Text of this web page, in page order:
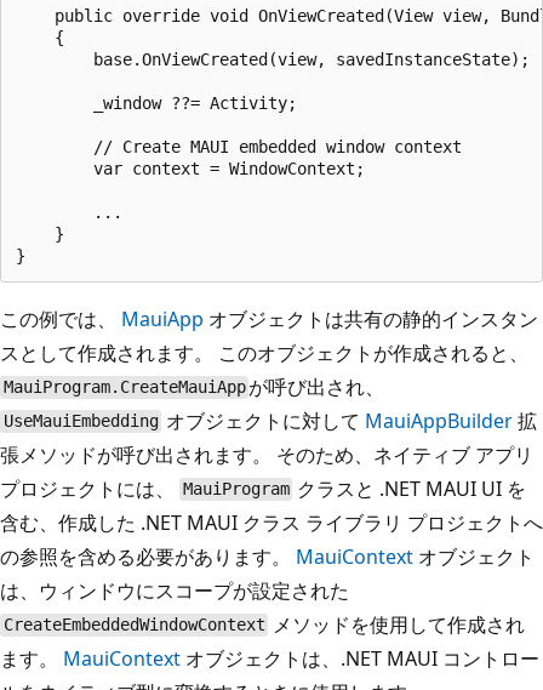
public override void OnViewCreated(View view,
    {
        base.OnViewCreated(view, savedInstanceState);
        _window ??= Activity;
        // Create MAUI embedded window context
        var context = WindowContext;
        ...
    }
この例では、 MauiApp オブジェクトは共有の静的インスタン
スとして作成されます。 このオブジェクトが作成されると、
MauiProgram.CreateMauiApp が呼び出され、
UseMauiEmbedding オブジェクトに対して MauiAppBuilder拡
張メソッドが呼び出されます。 そのため、ネイティブ アプリ
プロジェクトには、
MauiProgram クラスと .NET MAUI UI を
含む、作成した .NET MAUI クラス ライブラリ プロジェクトへ
の参照を含める必要があります。 MauiContext オブジェクト
は、ウィンドウにスコープが設定された
CreateEmbeddedWindowContext メソッドを使用して作成され
ます。 MauiContext オブジェクトは、.NET MAUI コントロー